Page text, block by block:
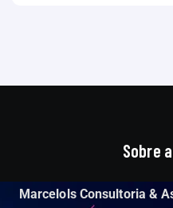
Sobre
Marcelols Consultoria &